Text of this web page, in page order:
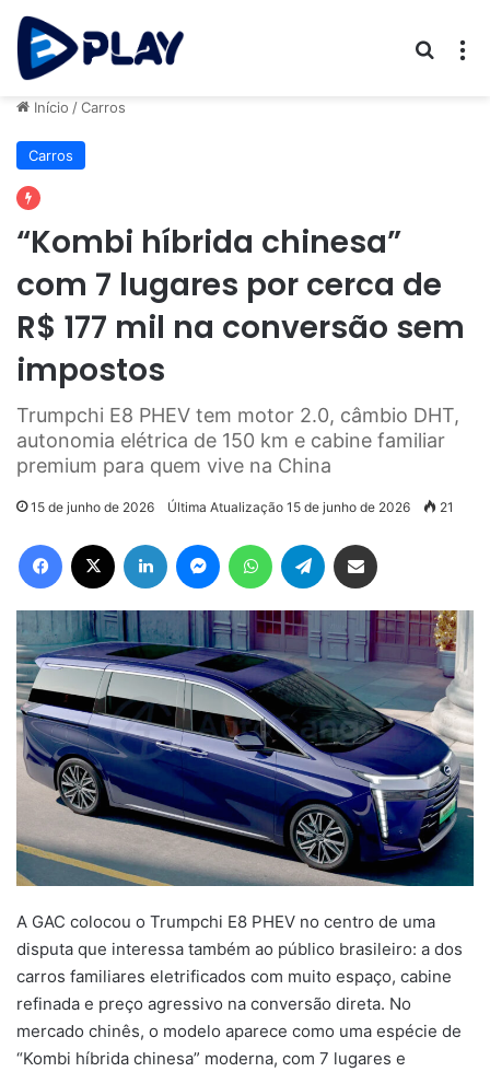
Início /Carros
Carros
“Kombi híbrida chinesa”
com 7 lugares por cerca de
R$ 177 mil na conversão sem
impostos
Trumpchi E8 PHEV tem motor 2.0, câmbio DHT,
autonomia elétrica de 150 km e cabine familiar
premium para quem vive na China
15 de junho de 2026 Última Atualização 15 de junho de 2026 21
A GAC colocou o Trumpchi E8 PHEV no centro de uma
disputa que interessa também ao público brasileiro: a dos
carros familiares eletrificados com muito espaço, cabine
refinada e preço agressivo na conversão direta. No
mercado chinês, o modelo aparece como uma espécie de
“Kombi híbrida chinesa” moderna, com 7 lugares e